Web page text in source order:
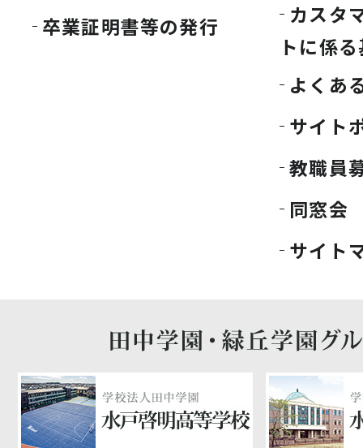
卒業証明書等の発行
カスタ
トに係
よくあ
サイト
教職員
同窓会
サイト